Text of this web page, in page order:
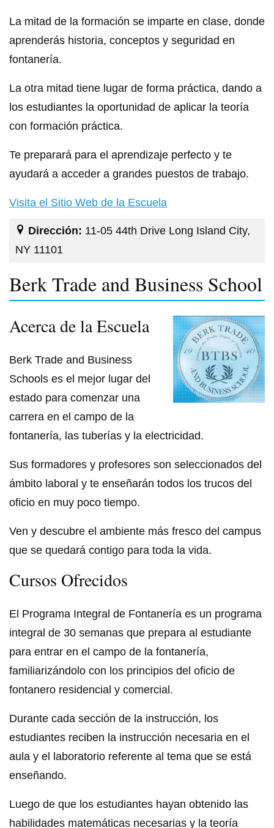
La mitad de la formación se imparte en clase, donde
aprenderás historia, conceptos y seguridad en
fontanería.
La otra mitad tiene lugar de forma práctica, dando a
los estudiantes la oportunidad de aplicar la teoría
con formación práctica.
Te preparará para el aprendizaje perfecto y te
ayudará a acceder a grandes puestos de trabajo.
Visita el Sitio Web de la Escuela
Dirección: 11-05 44th Drive Long Island City,
NY 11101
Berk Trade and Business School
Acerca de la Escuela
Berk Trade and Business
Schools es el mejor lugar del
estado para comenzar una
carrera en el campo de la
fontanería, las tuberías y la electricidad.
Sus formadores y profesores son seleccionados del
ámbito laboral y te enseñarán todos los trucos del
oficio en muy poco tiempo.
Ven y descubre el ambiente más fresco del campus
que se quedará contigo para toda la vida.
Cursos Ofrecidos
El Programa Integral de Fontanería es un programa
integral de 30 semanas que prepara al estudiante
para entrar en el campo de la fontanería,
familiarizándolo con los principios del oficio de
fontanero residencial y comercial.
Durante cada sección de la instrucción, los
estudiantes reciben la instrucción necesaria en el
aula y el laboratorio referente al tema que se está
enseñando.
Luego de que los estudiantes hayan obtenido las
habilidades matemáticas necesarias y la teoría